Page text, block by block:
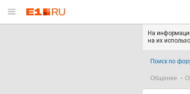
На
на их
Поиск по
Общение